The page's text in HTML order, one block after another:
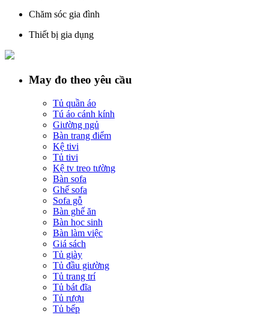
Chăm sóc gia đình
Thiết bị gia dụng
May đo theo yêu cầu
Tủ quần áo
Tú áo cánh kính
Giường ngủ
Bàn trang điểm
Kệ tivi
Tủ tivi
Kệ tv treo tường
Bàn sofa
Ghế sofa
Sofa gỗ
Bàn ghế ăn
Bàn học sinh
Bàn làm việc
Giá sách
Tủ giày
Tủ đầu giường
Tủ trang trí
Tủ bát đĩa
Tủ rượu
Tủ bếp